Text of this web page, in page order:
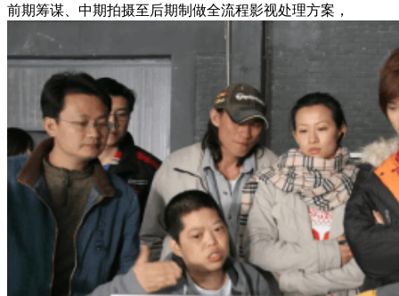
前期筹谋、中期拍摄至后期制做全流程影视处理方案，